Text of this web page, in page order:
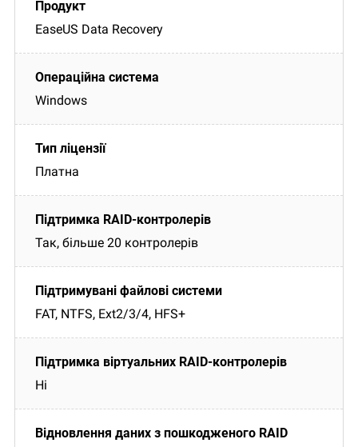
EaseUS Data Recovery
Windows
Платна
Так, більше 20 контролерів
FAT, NTFS, Ext2/3/4, HFS+
Ні